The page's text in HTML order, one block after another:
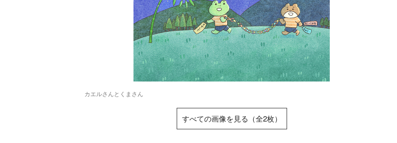
カエルさんとくまさん
すべての画像を見る（全2枚）